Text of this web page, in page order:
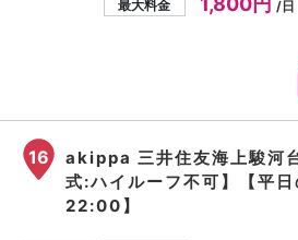
最大料金
/日
16
akippa 三井住友海上駿河
式:ハイルーフ不可】【平
22:00】